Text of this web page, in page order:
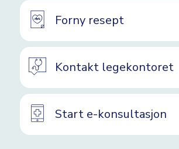
Forny resept
Kontakt legekontoret
Start e-konsultasjon